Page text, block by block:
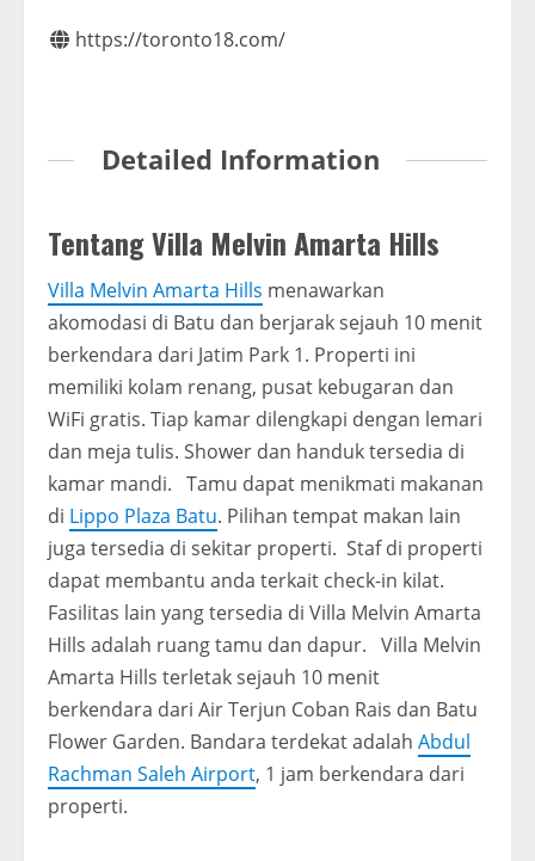
https://toronto18.com/
Detailed Information
Tentang Villa Melvin Amarta Hills
Villa Melvin Amarta Hills menawarkan
akomodasi di Batu dan berjarak sejauh 10 menit
berkendara dari Jatim Park 1. Properti ini
memiliki kolam renang, pusat kebugaran dan
WiFi gratis. Tiap kamar dilengkapi dengan lemari
dan meja tulis. Shower dan handuk tersedia di
kamar mandi. Tamu dapat menikmati makanan
di Lippo Plaza Batu. Pilihan tempat makan lain
juga tersedia di sekitar properti. Staf di properti
dapat membantu anda terkait check-in kilat.
Fasilitas lain yang tersedia di Villa Melvin Amarta
Hills adalah ruang tamu dan dapur. Villa Melvin
Amarta Hills terletak sejauh 10 menit
berkendara dari Air Terjun Coban Rais dan Batu
Flower Garden. Bandara terdekat adalah Abdul
Rachman Saleh Airport, 1 jam berkendara dari
properti.